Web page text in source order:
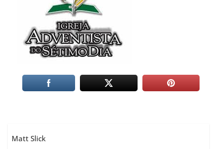
Matt Slick